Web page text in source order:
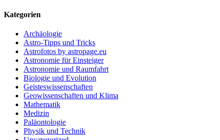
Kategorien
Archäologie
Astro-Tipps und Tricks
Astrofotos by astropage.eu
Astronomie für Einsteiger
Astronomie und Raumfahrt
Biologie und Evolution
Geisteswissenschaften
Geowissenschaften und Klima
Mathematik
Medizin
Paläontologie
Physik und Technik